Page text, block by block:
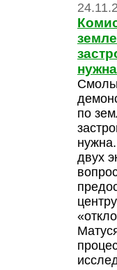
нужна
по
двух